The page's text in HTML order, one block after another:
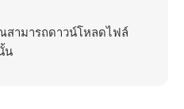
ามารถดาวน์โหลดไฟล์
น